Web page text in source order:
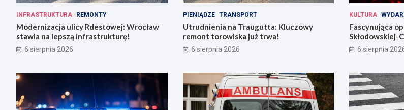
INFRASTRUKTURA REMONTY
Modernizacja ulicy Rdestowej: Wrocław
stawia na lepszą infrastrukturę!
6 sierpnia 2026
PIENIĄDZE TRANSPORT
Utrudnienia na Traugutta: Kluczowy
remont torowiska już trwa!
6 sierpnia 2026
KULTURA
Fascynująca
Skłodowskiej-
6 sierpnia